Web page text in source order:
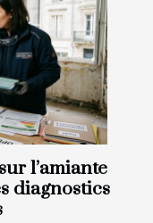
l’amiante
diagnostics